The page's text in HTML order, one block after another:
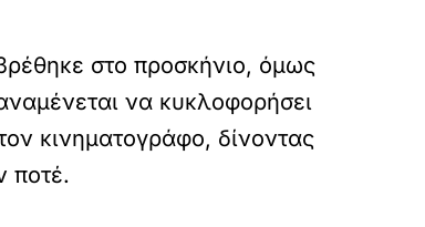
στο προσκήνιο, όμως
να κυκλοφορήσει
κινηματογράφο, δίνοντας
ποτέ.